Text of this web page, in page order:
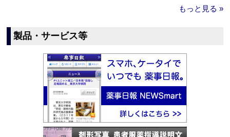
もっと見る »
製品・サービス等